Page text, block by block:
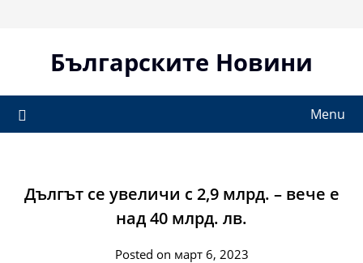
Българските Новини
Menu
Дългът се увеличи с 2,9 млрд. – вече е
над 40 млрд. лв.
Posted on март 6, 2023